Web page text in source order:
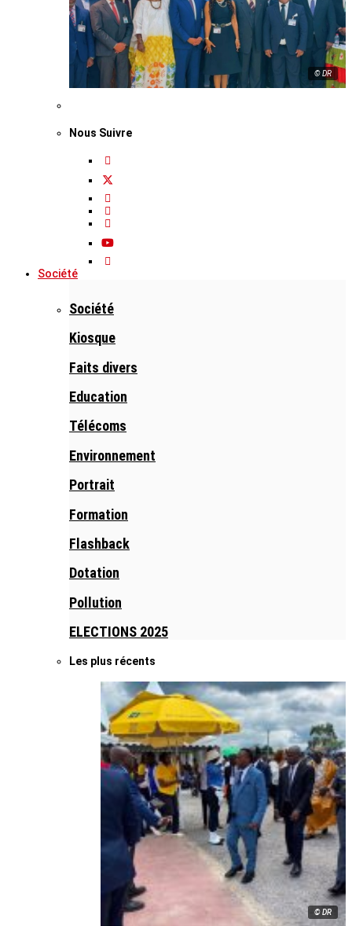
© DR
Nous Suivre
Société
Société
Kiosque
Faits divers
Education
Télécoms
Environnement
Portrait
Formation
Flashback
Dotation
Pollution
ELECTIONS 2025
Les plus récents
© DR